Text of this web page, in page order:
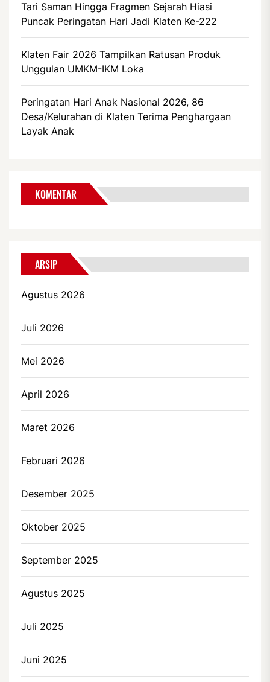
Tari Saman Hingga Fragmen Sejarah Hiasi
Puncak Peringatan Hari Jadi Klaten Ke-222
Klaten Fair 2026 Tampilkan Ratusan Produk
Unggulan UMKM-IKM Loka
Peringatan Hari Anak Nasional 2026, 86
Desa/Kelurahan di Klaten Terima Penghargaan
Layak Anak
KOMENTAR
ARSIP
Agustus 2026
Juli 2026
Mei 2026
April 2026
Maret 2026
Februari 2026
Desember 2025
Oktober 2025
September 2025
Agustus 2025
Juli 2025
Juni 2025